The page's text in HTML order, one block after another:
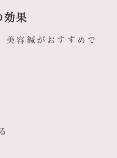
効果
美容鍼がおすすめで